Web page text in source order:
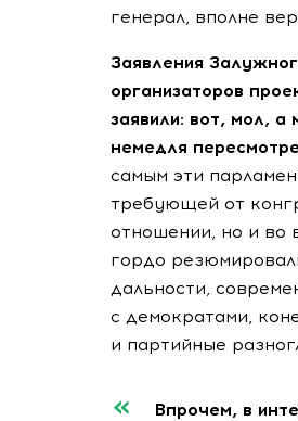
генерал, вполне
Заявления
организаторов
заявили: вот, мол,
немедля
самым эти
требующей от
отношении, но и во
гордо
дальности,
с демократами,
и партийные
Впрочем, в